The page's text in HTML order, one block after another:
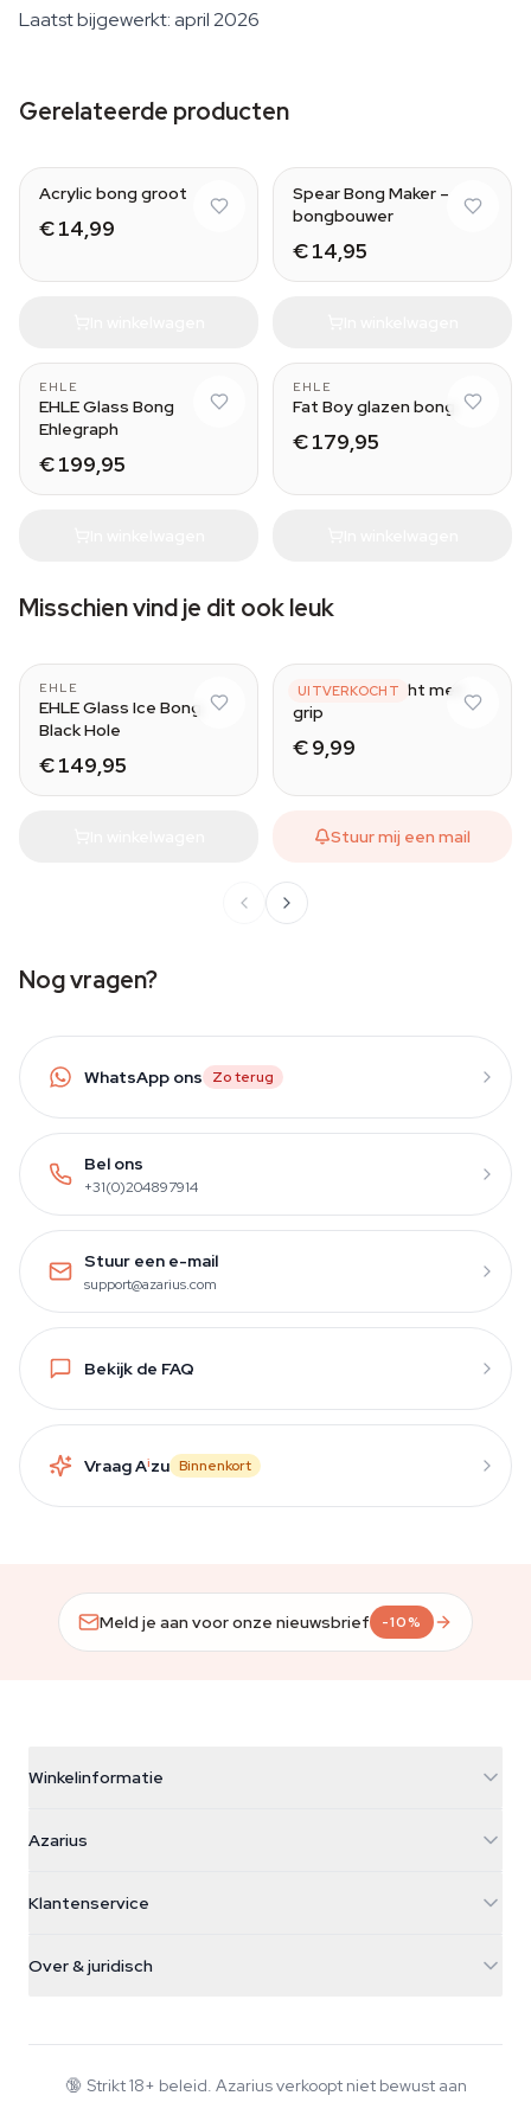
Laatst bijgewerkt: april 2026
Gerelateerde producten
Acrylic bong groot
€ 14,99
Spear Bong Maker –
bongbouwer
€ 14,95
EHLE
EHLE Glass Bong
Ehlegraph
€ 199,95
EHLE
Fat Boy glazen bong
€ 179,95
Misschien vind je dit ook leuk
EHLE
EHLE Glass Ice Bong
Black Hole
€ 149,95
UITVERKOCHT
Acryl bong recht met
grip
€ 9,99
Stuur mij een mail
Nog vragen?
WhatsApp ons Zo terug
Bel ons
+31(0)204897914
Stuur een e-mail
support@azarius.com
Bekijk de FAQ
Vraag Aizu Binnenkort
Meld je aan voor onze nieuwsbrief -10%
Winkelinformatie
Galvaniweg 11
Nederland
+31(0)204897914
Azarius
Smokeshop
Klantenservice
Retourbeleid
Veelgestelde vragen
Over & juridisch
Wiki
🔞 Strikt 18+ beleid. Azarius verkoopt niet bewust aan